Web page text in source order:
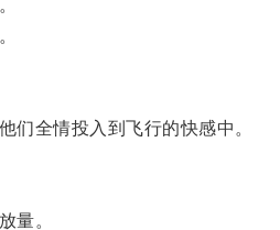
全情投入到飞行的快感中。
量。